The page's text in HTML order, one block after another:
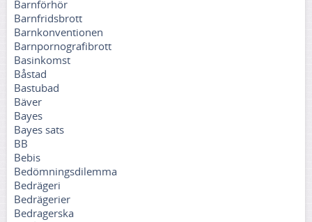
Barnförhör
Barnfridsbrott
Barnkonventionen
Barnpornografibrott
Basinkomst
Båstad
Bastubad
Bäver
Bayes
Bayes sats
BB
Bebis
Bedömningsdilemma
Bedrägeri
Bedrägerier
Bedragerska